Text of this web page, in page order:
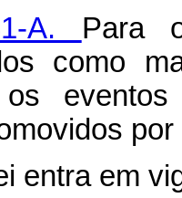
A. Para
como
eventos
por
entra em